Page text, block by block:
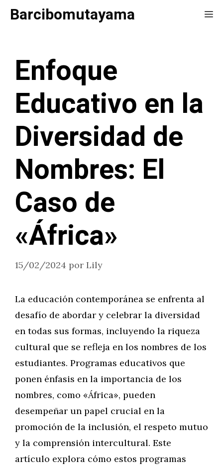
SaltarBarcibomutayama
Enfoque
Educativo en la
Diversidad de
Nombres: El
Caso de
«África»
15/02/2024 por Lily
La educación contemporánea se enfrenta al
desafío de abordar y celebrar la diversidad
en todas sus formas, incluyendo la riqueza
cultural que se refleja en los nombres de los
estudiantes. Programas educativos que
ponen énfasis en la importancia de los
nombres, como «África», pueden
desempeñar un papel crucial en la
promoción de la inclusión, el respeto mutuo
y la comprensión intercultural. Este
artículo explora cómo estos programas